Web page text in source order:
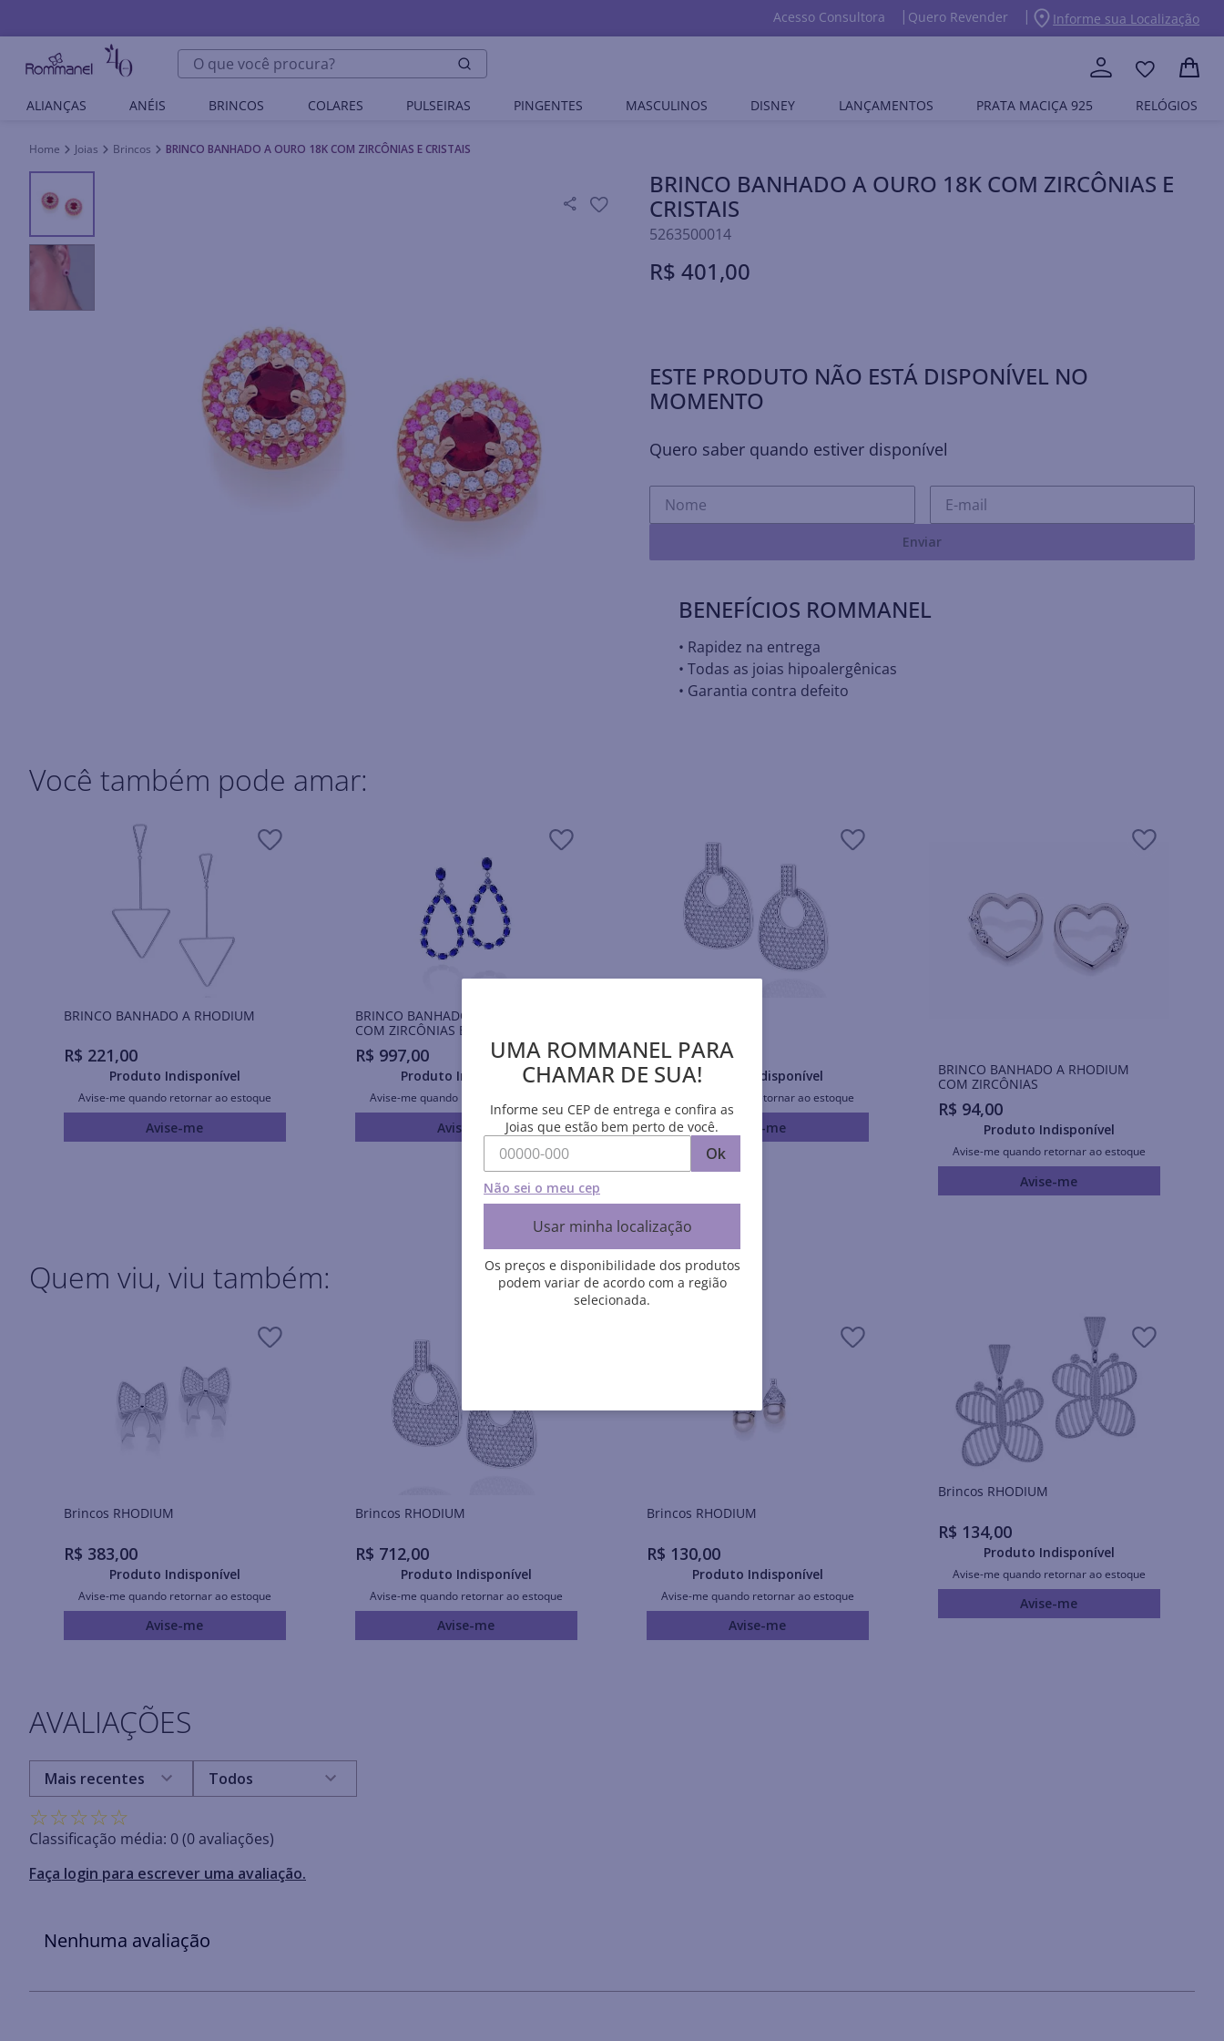
Acesso Consultora Quero Revender Informe sua Localização
O que você procura?
ALIANÇAS ANÉIS BRINCOS COLARES PULSEIRAS PINGENTES MASCULINOS DISNEY LANÇAMENTOS PRATA MACIÇA 925 RELÓGIOS
Joias Brincos BRINCO BANHADO A OURO 18K COM ZIRCÔNIAS E CRISTAIS
BRINCO BANHADO A OURO 18K COM ZIRCÔNIAS E
CRISTAIS
5263500014
R$ 401,00
ESTE PRODUTO NÃO ESTÁ DISPONÍVEL NO
MOMENTO
Quero saber quando estiver disponível
Enviar
BENEFÍCIOS ROMMANEL
• Rapidez na entrega
• Todas as joias hipoalergênicas
• Garantia contra defeito
Você também pode amar:
BRINCO BANHADO A RHODIUM
R$ 221,00
Produto Indisponível
Avise-me quando retornar ao estoque
Avise-me
BRINCO BANHADO A RHODIUM
COM ZIRCÔNIAS E CRISTAIS
R$ 997,00
Produto Indisponível
Avise-me quando retornar ao estoque
Avise-me
R$ 712,00
Produto Indisponível
Avise-me quando retornar ao estoque
Avise-me
BRINCO BANHADO A RHODIUM
COM ZIRCÔNIAS
R$ 94,00
Produto Indisponível
Avise-me quando retornar ao estoque
Avise-me
Quem viu, viu também:
Brincos RHODIUM
R$ 383,00
Produto Indisponível
Avise-me quando retornar ao estoque
Avise-me
Brincos RHODIUM
R$ 712,00
Produto Indisponível
Avise-me quando retornar ao estoque
Avise-me
Brincos RHODIUM
R$ 130,00
Produto Indisponível
Avise-me quando retornar ao estoque
Avise-me
Brincos RHODIUM
R$ 134,00
Produto Indisponível
Avise-me quando retornar ao estoque
Avise-me
AVALIAÇÕES
☆☆☆☆☆
Classificação média: 0(0 avaliações)
Faça login para escrever uma avaliação.
Mais recentes Todos
Nenhuma avaliação
UMA ROMMANEL PARA
CHAMAR DE SUA!
Informe seu CEP de entrega e confira as
Joias que estão bem perto de você.
Ok
Não sei o meu cep
Usar minha localização
Os preços e disponibilidade dos produtos
podem variar de acordo com a região
selecionada.